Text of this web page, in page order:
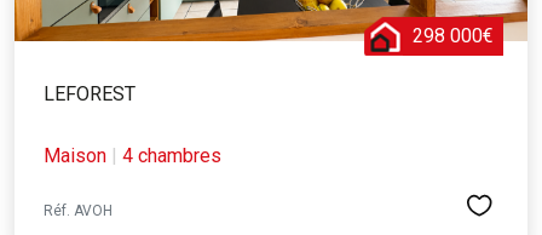
298 000€
LEFOREST
Maison | 4 chambres
Réf. AVOH